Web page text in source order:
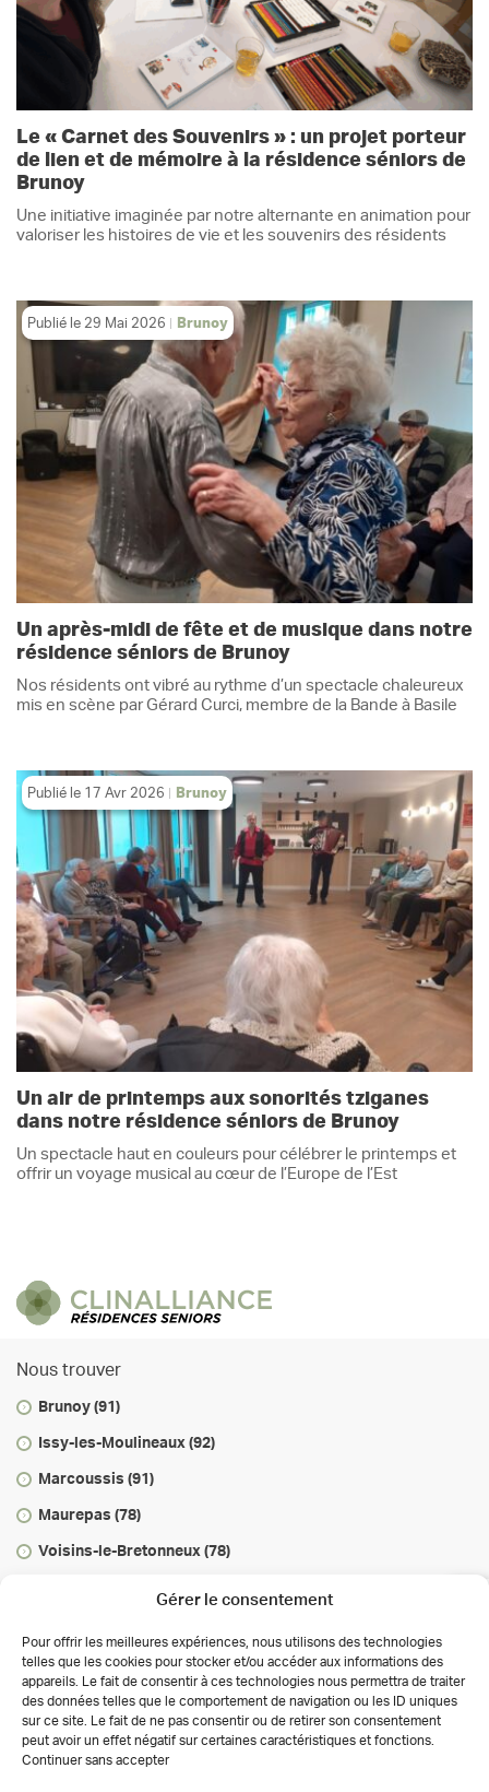
Gérer le consentement
Pour offrir les meilleures expériences, nous utilisons des technologies
telles que les cookies pour stocker et/ou accéder aux informations des
appareils. Le fait de consentir à ces technologies nous permettra de traiter
des données telles que le comportement de navigation ou les ID uniques
sur ce site. Le fait de ne pas consentir ou de retirer son consentement
peut avoir un effet négatif sur certaines caractéristiques et fonctions.
Continuer sans accepter
Le « Carnet des Souvenirs » : un projet porteur
de lien et de mémoire à la résidence séniors de
Brunoy
Une initiative imaginée par notre alternante en animation pour
valoriser les histoires de vie et les souvenirs des résidents
Publié le 29 Mai 2026 Brunoy
Un après-midi de fête et de musique dans notre
résidence séniors de Brunoy
Nos résidents ont vibré au rythme d’un spectacle chaleureux
mis en scène par Gérard Curci, membre de la Bande à Basile
Publié le 17 Avr 2026 Brunoy
Un air de printemps aux sonorités tziganes
dans notre résidence séniors de Brunoy
Un spectacle haut en couleurs pour célébrer le printemps et
offrir un voyage musical au cœur de l’Europe de l’Est
Nous trouver
Brunoy (91)
Issy-les-Moulineaux (92)
Marcoussis (91)
Maurepas (78)
Voisins-le-Bretonneux (78)
Infos & conseils
Actualités
Autorisations des activités de soins
Déclaration de confidentialité (UE)
Conditions générales